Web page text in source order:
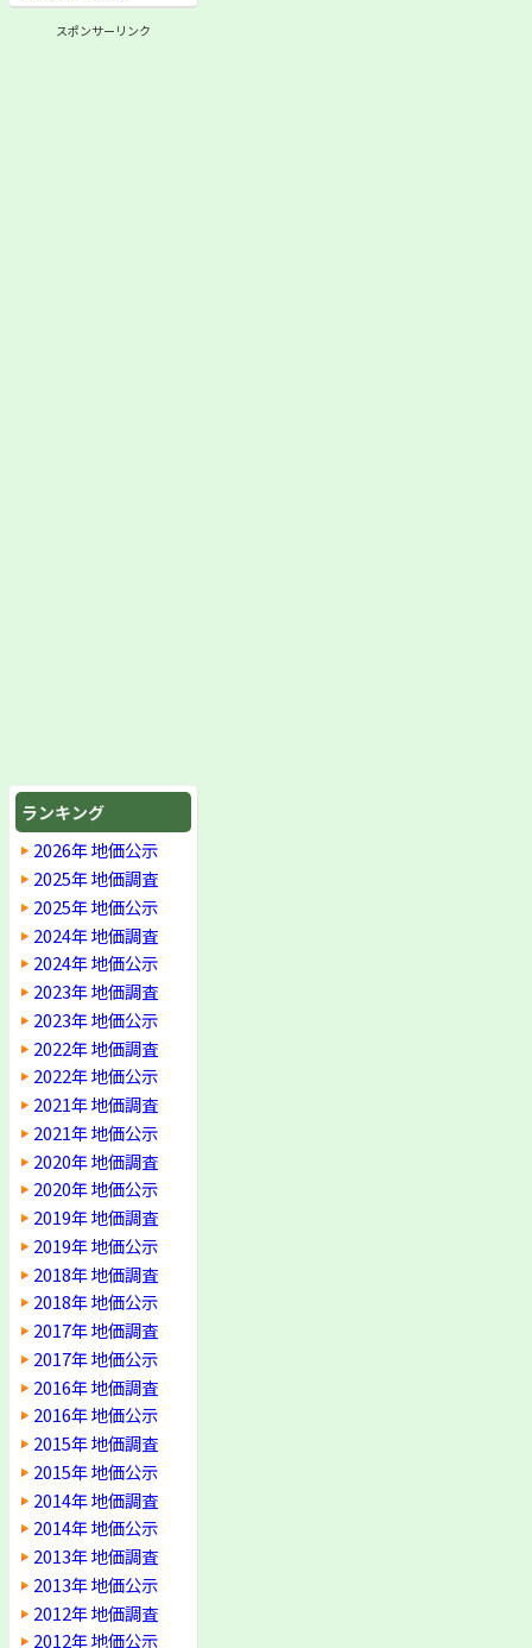
スポンサーリンク
ランキング
2026年 地価公示
2025年 地価調査
2025年 地価公示
2024年 地価調査
2024年 地価公示
2023年 地価調査
2023年 地価公示
2022年 地価調査
2022年 地価公示
2021年 地価調査
2021年 地価公示
2020年 地価調査
2020年 地価公示
2019年 地価調査
2019年 地価公示
2018年 地価調査
2018年 地価公示
2017年 地価調査
2017年 地価公示
2016年 地価調査
2016年 地価公示
2015年 地価調査
2015年 地価公示
2014年 地価調査
2014年 地価公示
2013年 地価調査
2013年 地価公示
2012年 地価調査
2012年 地価公示